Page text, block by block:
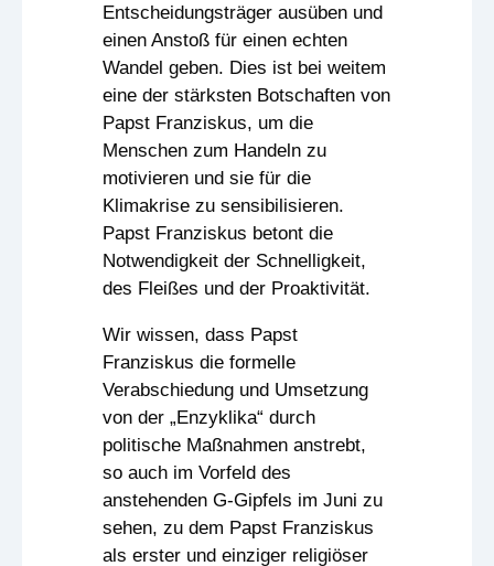
Entscheidungsträger ausüben und
einen Anstoß für einen echten
Wandel geben. Dies ist bei weitem
eine der stärksten Botschaften von
Papst Franziskus, um die
Menschen zum Handeln zu
motivieren und sie für die
Klimakrise zu sensibilisieren.
Papst Franziskus betont die
Notwendigkeit der Schnelligkeit,
des Fleißes und der Proaktivität.
Wir wissen, dass Papst
Franziskus die formelle
Verabschiedung und Umsetzung
von der „Enzyklika“ durch
politische Maßnahmen anstrebt,
so auch im Vorfeld des
anstehenden G-Gipfels im Juni zu
sehen, zu dem Papst Franziskus
als erster und einziger religiöser